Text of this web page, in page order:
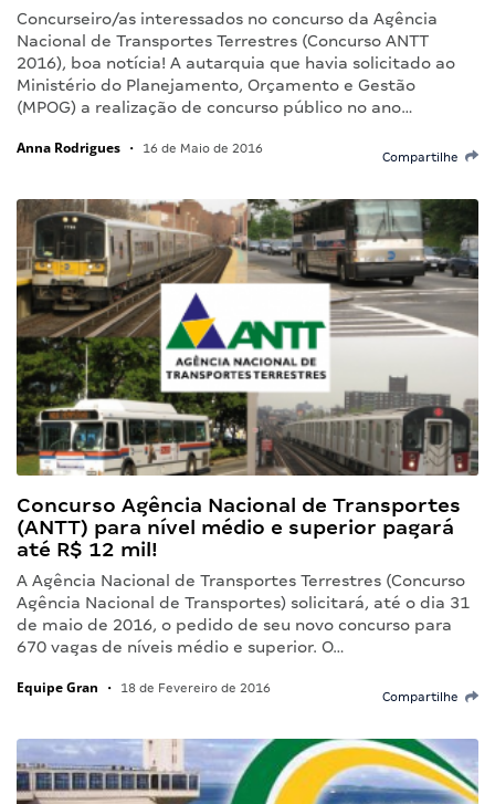
Concurseiro/as interessados no concurso da Agência
Nacional de Transportes Terrestres (Concurso ANTT
2016), boa notícia! A autarquia que havia solicitado ao
Ministério do Planejamento, Orçamento e Gestão
(MPOG) a realização de concurso público no ano…
Anna Rodrigues • 16 de Maio de 2016
Compartilhe
Concurso Agência Nacional de Transportes
(ANTT) para nível médio e superior pagará
até R$ 12 mil!
A Agência Nacional de Transportes Terrestres (Concurso
Agência Nacional de Transportes) solicitará, até o dia 31
de maio de 2016, o pedido de seu novo concurso para
670 vagas de níveis médio e superior. O…
Equipe Gran • 18 de Fevereiro de 2016
Compartilhe